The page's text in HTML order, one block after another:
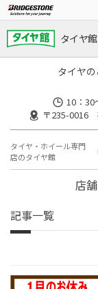
タイヤ
タイヤ
10：
〒235-0016
タイヤ・ホイール専門
店のタイヤ館
店
記事一覧